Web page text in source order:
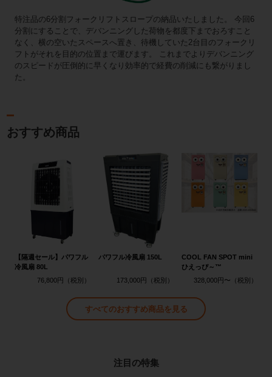
特注品の6分割フォークリフトスロープの納品いたしました。 今回6
分割にすることで、デバンニングした荷物を都度下までおろすこと
なく、横の空いたスペースへ置き、待機していた2台目のフォークリ
フトがそれを目的の位置まで運びます。 これまでよりデバンニング
のスピードが圧倒的に早くなり効率的で経費の削減にも繋がりまし
た。
おすすめ商品
【隔週セール】パワフル
冷風扇 80L
76,800円
パワフル冷風扇 150L
173,000円
COOL FAN SPOT mini
ひえっぴ～™
328,000円〜
すべてのおすすめ商品を見る
注目の特集